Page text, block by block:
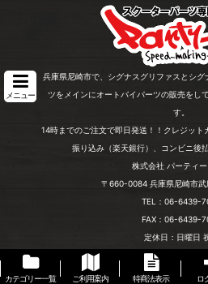
メニュー
兵庫県尼崎市で、シグナスグリファスとシグ
ツをメインにオートバイパーツの販売をし
す。
14時までのご注文で即日発送！！クレジッ
振り込み（楽天銀行）、コンビニ後
株式会社 パーティ
〒660-0084 兵庫県尼崎市武
TEL：06-6439-
FAX：06-6439-
定休日：日曜日
カテゴリー一覧 ご利用案内 特商法表示 ロ